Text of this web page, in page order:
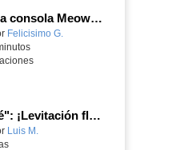
Utiliza la consola Meowbit de KIttenbot para jugar con tus programas MakeCode Arcade
educativo.
Felicisimo G.
"Coheté": ¡Levitación flamígera!
educativo.
Luis M.